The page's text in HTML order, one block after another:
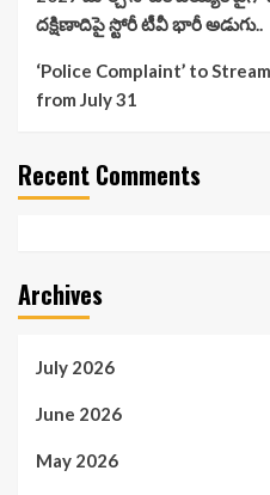
దక్షిణాదిపై స్టోరీ టీవీ భారీ అడుగు..
‘Police Complaint’ to
from July 31
Recent Comments
Archives
July 2026
June 2026
May 2026